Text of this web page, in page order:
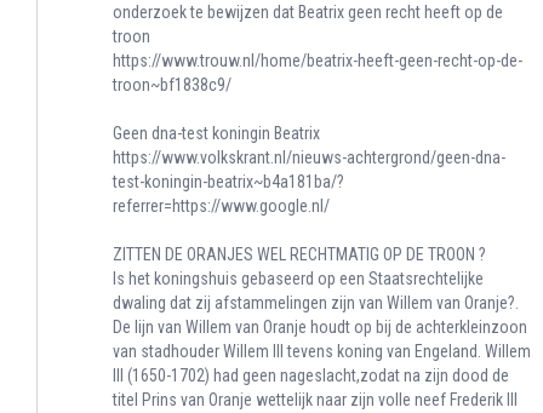
onderzoek te bewijzen dat Beatrix geen recht heeft op de
troon
https://www.trouw.nl/home/beatrix-heeft-geen-recht-op-de-
troon~bf1838c9/
Geen dna-test koningin Beatrix
https://www.volkskrant.nl/nieuws-achtergrond/geen-dna-
test-koningin-beatrix~b4a181ba/?
referrer=https://www.google.nl/
ZITTEN DE ORANJES WEL RECHTMATIG OP DE TROON ?
Is het koningshuis gebaseerd op een Staatsrechtelijke
dwaling dat zij afstammelingen zijn van Willem van Oranje?.
De lijn van Willem van Oranje houdt op bij de achterkleinzoon
van stadhouder Willem III tevens koning van Engeland. Willem
III (1650-1702) had geen nageslacht,zodat na zijn dood de
titel Prins van Oranje wettelijk naar zijn volle neef Frederik III